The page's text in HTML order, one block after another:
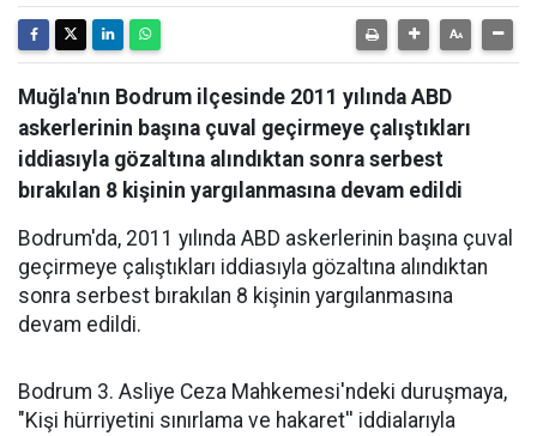
Muğla'nın Bodrum ilçesinde 2011 yılında ABD
askerlerinin başına çuval geçirmeye çalıştıkları
iddiasıyla gözaltına alındıktan sonra serbest
bırakılan 8 kişinin yargılanmasına devam edildi
Bodrum'da, 2011 yılında ABD askerlerinin başına çuval
geçirmeye çalıştıkları iddiasıyla gözaltına alındıktan
sonra serbest bırakılan 8 kişinin yargılanmasına
devam edildi.
Bodrum 3. Asliye Ceza Mahkemesi'ndeki duruşmaya,
"Kişi hürriyetini sınırlama ve hakaret'' iddialarıyla